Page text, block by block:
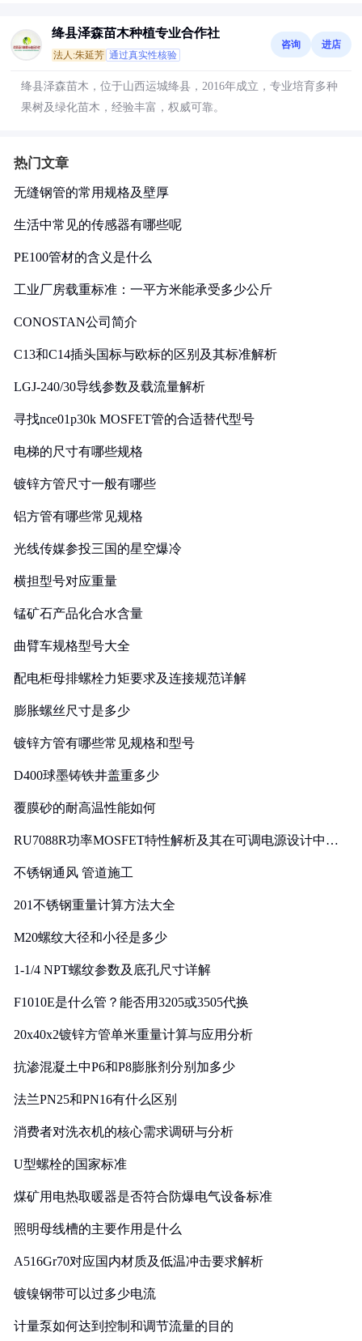
绛县泽森苗木种植专业合作社
法人:朱延芳 通过真实性核验
咨询 进店
绛县泽森苗木，位于山西运城绛县，2016年成立，专业培育多种
果树及绿化苗木，经验丰富，权威可靠。
热门文章
无缝钢管的常用规格及壁厚
生活中常见的传感器有哪些呢
PE100管材的含义是什么
工业厂房载重标准：一平方米能承受多少公斤
CONOSTAN公司简介
C13和C14插头国标与欧标的区别及其标准解析
LGJ-240/30导线参数及载流量解析
寻找nce01p30k MOSFET管的合适替代型号
电梯的尺寸有哪些规格
镀锌方管尺寸一般有哪些
铝方管有哪些常见规格
光线传媒参投三国的星空爆冷
横担型号对应重量
锰矿石产品化合水含量
曲臂车规格型号大全
配电柜母排螺栓力矩要求及连接规范详解
膨胀螺丝尺寸是多少
镀锌方管有哪些常见规格和型号
D400球墨铸铁井盖重多少
覆膜砂的耐高温性能如何
RU7088R功率MOSFET特性解析及其在可调电源设计中的
不锈钢通风 管道施工
201不锈钢重量计算方法大全
M20螺纹大径和小径是多少
1-1/4 NPT螺纹参数及底孔尺寸详解
F1010E是什么管？能否用3205或3505代换
20x40x2镀锌方管单米重量计算与应用分析
抗渗混凝土中P6和P8膨胀剂分别加多少
法兰PN25和PN16有什么区别
消费者对洗衣机的核心需求调研与分析
U型螺栓的国家标准
煤矿用电热取暖器是否符合防爆电气设备标准
照明母线槽的主要作用是什么
A516Gr70对应国内材质及低温冲击要求解析
镀镍钢带可以过多少电流
计量泵如何达到控制和调节流量的目的